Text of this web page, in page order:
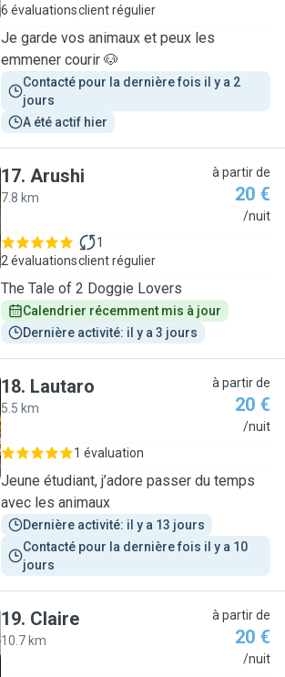
6 évaluationsclient régulier
Je garde vos animaux et peux les
emmener courir 🐶
Contacté pour la dernière fois il y a 2
jours
A été actif hier
17. Arushi
7.8 km
à partir de
20 €
/nuit
2 évaluations
1
client régulier
The Tale of 2 Doggie Lovers
Calendrier récemment mis à jour
Dernière activité: il y a 3 jours
18. Lautaro
5.5 km
à partir de
20 €
/nuit
1 évaluation
Jeune étudiant, j’adore passer du temps
avec les animaux
Dernière activité: il y a 13 jours
Contacté pour la dernière fois il y a 10
jours
19. Claire
10.7 km
à partir de
20 €
/nuit